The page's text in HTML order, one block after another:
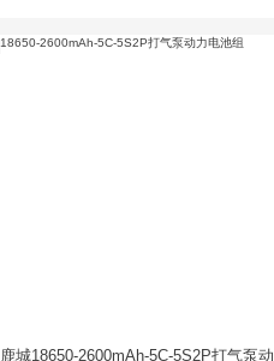
鹿城18650-2600mAh-5C-5S2P打气泵动